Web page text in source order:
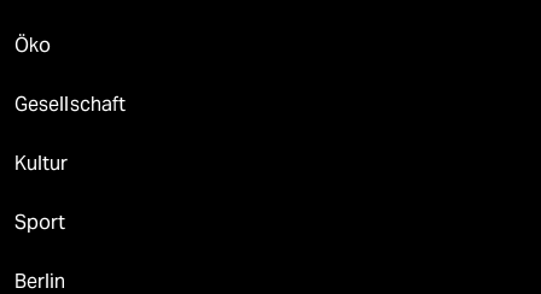
Öko
Gesellschaft
Kultur
Sport
Berlin